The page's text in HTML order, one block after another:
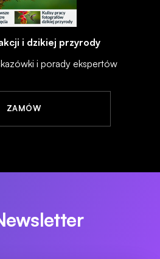
i dzikiej przyrody
i porady ekspertów
ZAMÓW